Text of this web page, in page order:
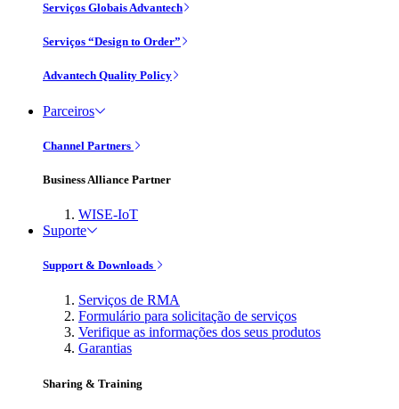
Serviços Globais Advantech
Serviços “Design to Order”
Advantech Quality Policy
Parceiros
Channel Partners
Business Alliance Partner
WISE-IoT
Suporte
Support & Downloads
Serviços de RMA
Formulário para solicitação de serviços
Verifique as informações dos seus produtos
Garantias
Sharing & Training